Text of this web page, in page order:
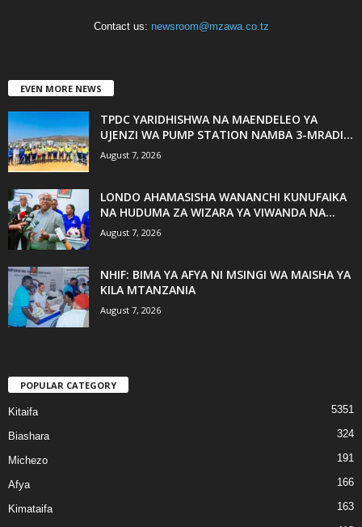
Contact us: newsroom@mzawa.co.tz
EVEN MORE NEWS
TPDC YARIDHISHWA NA MAENDELEO YA
UJENZI WA PUMP STATION NAMBA 3-MRADI...
August 7, 2026
LONDO AHAMASISHA WANANCHI KUNUFAIKA
NA HUDUMA ZA WIZARA YA VIWANDA NA...
August 7, 2026
NHIF: BIMA YA AFYA NI MSINGI WA MAISHA YA
KILA MTANZANIA
August 7, 2026
POPULAR CATEGORY
Kitaifa 5351
Biashara 324
Michezo 191
Afya 166
Kimataifa 163